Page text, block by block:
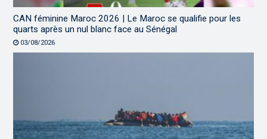
CAN féminine Maroc 2026 | Le Maroc se qualifie pour les
quarts après un nul blanc face au Sénégal
03/08/2026